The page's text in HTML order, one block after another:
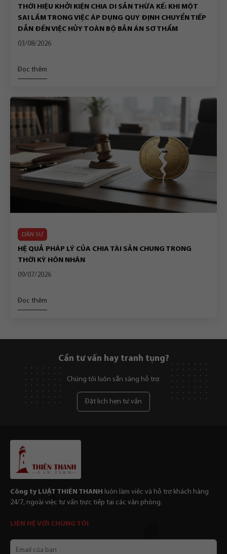
THỜI HIỆU KHỞI KIỆN CHIA DI SẢN THỪA KẾ: KHI MỘT
SAI LẦM TRONG VIỆC ÁP DỤNG QUY ĐỊNH CHUYỂN TIẾP
DẪN ĐẾN VIỆC HỦY TOÀN BỘ BẢN ÁN SƠ THẨM
03/08/2026
Đọc thêm
DÂN SỰ
HỆ QUẢ PHÁP LÝ CỦA CHIA TÀI SẢN CHUNG TRONG
THỜI KỲ HÔN NHÂN
09/07/2026
Đọc thêm
Cần tư vấn hay tranh tụng?
Chúng tôi luôn sẵn sàng hỗ trợ.
Đặt lịch hẹn tư vấn
Công ty LUẬT THIÊN THANH luôn làm viêc và hỗ trợ khách hàng
24/7, ngoài việc tư vấn trực tiếp tại các văn phòng.
LIÊN HỆ VỚI CHÚNG TÔI